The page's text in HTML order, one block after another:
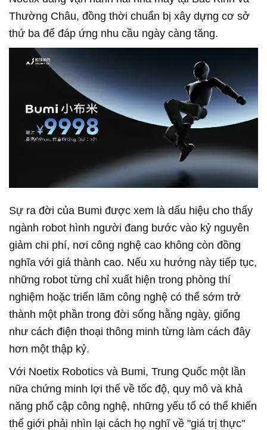
Thường Châu, đồng thời chuẩn bị xây dựng cơ sở
thứ ba để đáp ứng nhu cầu ngày càng tăng.
Sự ra đời của Bumi được xem là dấu hiệu cho thấy
ngành robot hình người đang bước vào kỷ nguyên
giảm chi phí, nơi công nghệ cao không còn đồng
nghĩa với giá thành cao. Nếu xu hướng này tiếp tục,
những robot từng chỉ xuất hiện trong phòng thí
nghiệm hoặc triển lãm công nghệ có thể sớm trở
thành một phần trong đời sống hằng ngày, giống
như cách điện thoại thông minh từng làm cách đây
hơn một thập kỷ.
Với Noetix Robotics và Bumi, Trung Quốc một lần
nữa chứng minh lợi thế về tốc độ, quy mô và khả
năng phổ cập công nghệ, những yếu tố có thể khiến
thế giới phải nhìn lại cách họ nghĩ về "giá trị thực"